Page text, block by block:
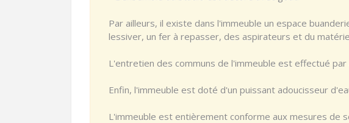
Par ailleurs, il existe dans l'immeuble un espace
lessiver, un fer à repasser, des aspirateurs et du
L'entretien des communs de l'immeuble est effectué
Enfin, l'immeuble est doté d'un puissant adoucisseur
L'immeuble est entièrement conforme aux mesures de